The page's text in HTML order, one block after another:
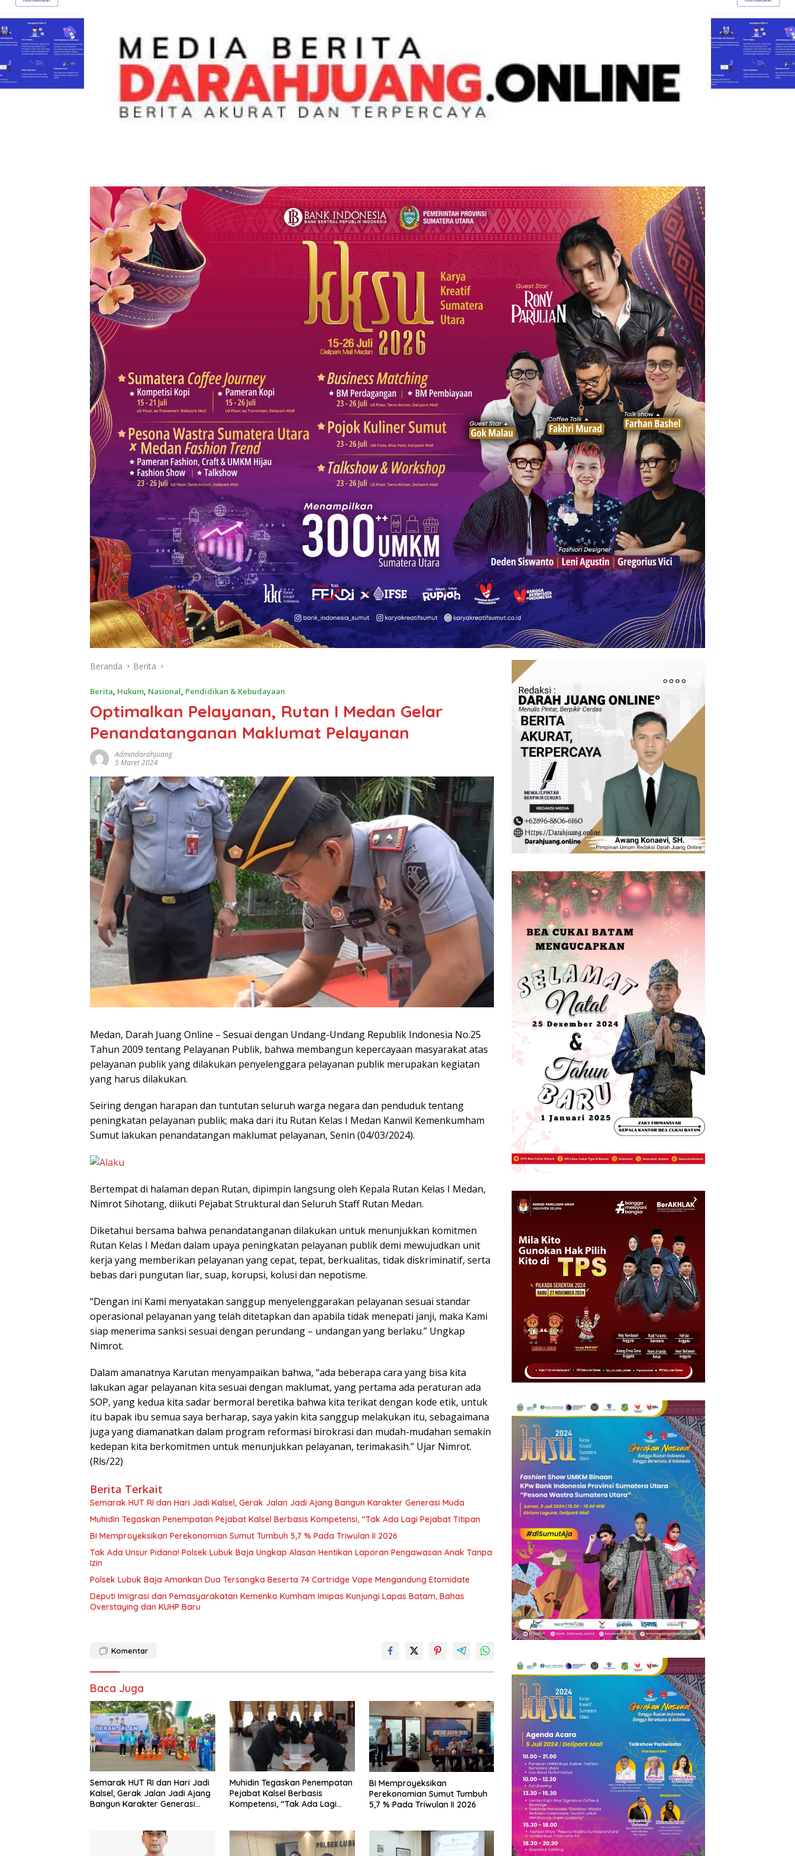
Beranda Berita
Berita, Hukum, Nasional, Pendidikan & Kebudayaan
Optimalkan Pelayanan, Rutan I Medan Gelar
Penandatanganan Maklumat Pelayanan
Admindarahjuang
5 Maret 2024
Medan, Darah Juang Online – Sesuai dengan Undang-Undang Republik Indonesia No.25
Tahun 2009 tentang Pelayanan Publik, bahwa membangun kepercayaan masyarakat atas
pelayanan publik yang dilakukan penyelenggara pelayanan publik merupakan kegiatan
yang harus dilakukan.
Seiring dengan harapan dan tuntutan seluruh warga negara dan penduduk tentang
peningkatan pelayanan publik; maka dari itu Rutan Kelas I Medan Kanwil Kemenkumham
Sumut lakukan penandatangan maklumat pelayanan, Senin (04/03/2024).
Bertempat di halaman depan Rutan, dipimpin langsung oleh Kepala Rutan Kelas I Medan,
Nimrot Sihotang, diikuti Pejabat Struktural dan Seluruh Staff Rutan Medan.
Diketahui bersama bahwa penandatanganan dilakukan untuk menunjukkan komitmen
Rutan Kelas I Medan dalam upaya peningkatan pelayanan publik demi mewujudkan unit
kerja yang memberikan pelayanan yang cepat, tepat, berkualitas, tidak diskriminatif, serta
bebas dari pungutan liar, suap, korupsi, kolusi dan nepotisme.
“Dengan ini Kami menyatakan sanggup menyelenggarakan pelayanan sesuai standar
operasional pelayanan yang telah ditetapkan dan apabila tidak menepati janji, maka Kami
siap menerima sanksi sesuai dengan perundang – undangan yang berlaku.” Ungkap
Nimrot.
Dalam amanatnya Karutan menyampaikan bahwa, “ada beberapa cara yang bisa kita
lakukan agar pelayanan kita sesuai dengan maklumat, yang pertama ada peraturan ada
SOP, yang kedua kita sadar bermoral beretika bahwa kita terikat dengan kode etik, untuk
itu bapak ibu semua saya berharap, saya yakin kita sanggup melakukan itu, sebagaimana
juga yang diamanatkan dalam program reformasi birokrasi dan mudah-mudahan semakin
kedepan kita berkomitmen untuk menunjukkan pelayanan, terimakasih.” Ujar Nimrot.
(Rls/22)
Berita Terkait
Semarak HUT RI dan Hari Jadi Kalsel, Gerak Jalan Jadi Ajang Bangun Karakter Generasi Muda
Muhidin Tegaskan Penempatan Pejabat Kalsel Berbasis Kompetensi, “Tak Ada Lagi Pejabat Titipan
BI Memproyeksikan Perekonomian Sumut Tumbuh 5,7 % Pada Triwulan II 2026
Tak Ada Unsur Pidana! Polsek Lubuk Baja Ungkap Alasan Hentikan Laporan Pengawasan Anak Tanpa
Izin
Polsek Lubuk Baja Amankan Dua Tersangka Beserta 74 Cartridge Vape Mengandung Etomidate
Deputi Imigrasi dan Pemasyarakatan Kemenko Kumham Imipas Kunjungi Lapas Batam, Bahas
Overstaying dan KUHP Baru
Komentar
Baca Juga
Semarak HUT RI dan Hari Jadi
Kalsel, Gerak Jalan Jadi Ajang
Bangun Karakter Generasi
Muhidin Tegaskan Penempatan
Pejabat Kalsel Berbasis
Kompetensi, “Tak Ada Lagi
BI Memproyeksikan
Perekonomian Sumut Tumbuh
5,7 % Pada Triwulan II 2026